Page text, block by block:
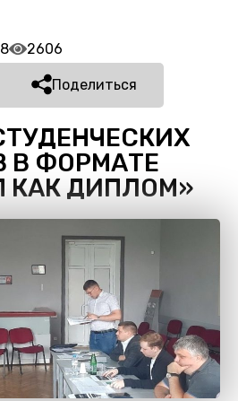
2606
Поделиться
В ФОРМАТЕ
КАК ДИПЛОМ»